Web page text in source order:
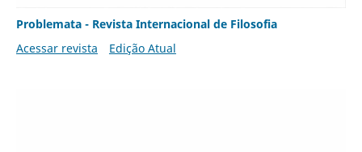
Problemata - Revista Internacional de Filosofia
Acessar revista
Edição Atual